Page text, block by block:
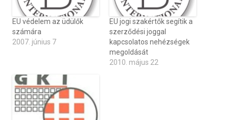
EU védelem az üdülők
számára
2007. június 7
EU jogi szakértők segítik a
szerződési joggal
kapcsolatos nehézségek
megoldását
2010. május 22